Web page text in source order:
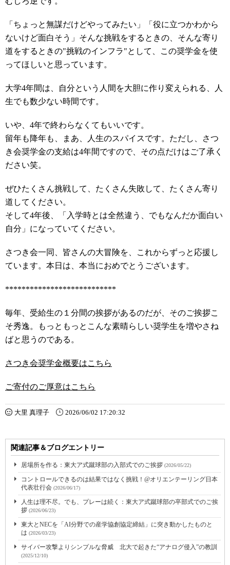
「ちょっと無謀だけどやってみたい」「役に立つかわから
ないけど面白そう」そんな挑戦をするときの、そんな寄り
道をするときの"挑戦のインフラ"として、この奨学金を使
ってほしいと思っています。
大学4年間は、自分という人間を大胆に作り変えられる、人
生でも数少ない時間です。
いや、4年で終わらなくてもいいです。
留年も降年も、まあ、人生のスパイスです。ただし、さつ
き会奨学金の支給は4年間ですので、その点だけはご了承く
ださい笑。
ぜひたくさん挑戦して、たくさん失敗して、たくさん寄り
道してください。
そして4年後、「入学時とは全然違う、でもなんだか面白い
自分」になっていてください。
さつき会一同、皆さんの大冒険を、これからずっと応援し
ています。本日は、本当におめでとうございます。
***************************
毎年、受給生の１分間の挨拶があるのだが、そのご挨拶こ
そ秀逸。もっともっとこんな素晴らしい奨学生を増やさね
ばと思うのである。
さつき会奨学金概要はこちら
ご寄付のご厚意はこちら
大里 真理子 2026/06/02 17:20:32
関連記事＆ブログエントリー
居場所を作る：東大ア式蹴球部の入部式でのご挨拶 (2026/05/22)
コントロールできるのは結果ではなく挑戦！@オリエンテーリング日本
代表壮行会 (2026/06/17)
人生は理不尽。でも、プレーは続く：東大ア式蹴球部の卒部式でのご挨
拶 (2026/06/23)
東大とNECを「AI分野での産学協創協定締結」に突き動かしたものと
は (2026/03/23)
サイバー攻撃よりシンプルな脅威 北大で起きた“アナログ侵入”の教訓
(2025/12/10)